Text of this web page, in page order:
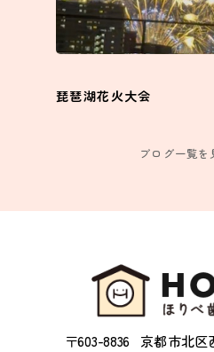
琵琶湖花火大会
ブログ一覧を
〒603-8836 京都市北区